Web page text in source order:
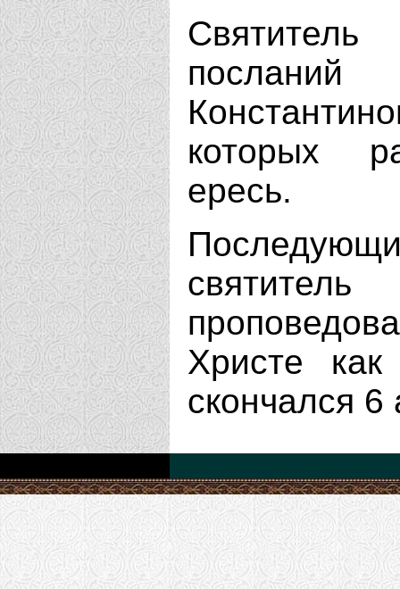
которых
ересь.
Христе
скончался 6